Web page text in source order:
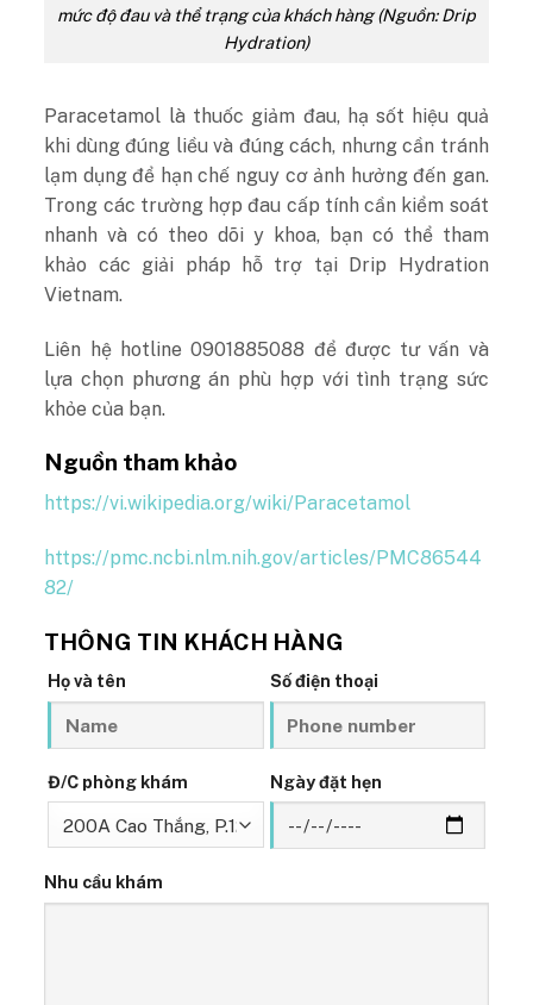
mức độ đau và thể trạng của khách hàng (Nguồn: Drip
Hydration)
Paracetamol là thuốc giảm đau, hạ sốt hiệu quả
khi dùng đúng liều và đúng cách, nhưng cần tránh
lạm dụng để hạn chế nguy cơ ảnh hưởng đến gan.
Trong các trường hợp đau cấp tính cần kiểm soát
nhanh và có theo dõi y khoa, bạn có thể tham
khảo các giải pháp hỗ trợ tại Drip Hydration
Vietnam.
Liên hệ hotline 0901885088 để được tư vấn và
lựa chọn phương án phù hợp với tình trạng sức
khỏe của bạn.
Nguồn tham khảo
https://vi.wikipedia.org/wiki/Paracetamol
https://pmc.ncbi.nlm.nih.gov/articles/PMC86544
82/
THÔNG TIN KHÁCH HÀNG
Họ và tên Số điện thoại
Đ/C phòng khám Ngày đặt hẹn
Nhu cầu khám